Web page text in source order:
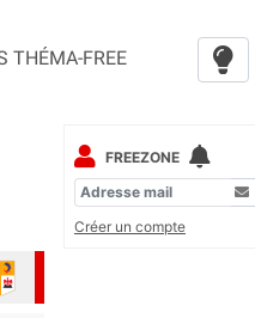
THÉMA-FREE
FREEZONE
Créer un compte